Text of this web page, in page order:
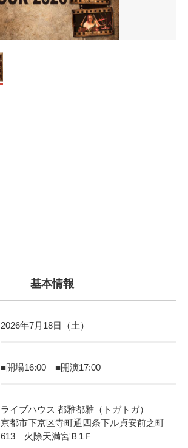
基本情報
2026年7月18日（土）
■開場16:00 ■開演17:00
ライブハウス 都雅都雅（トガトガ）
京都市下京区寺町通四条下ル貞安前之町
613 火除天満宮Ｂ1Ｆ